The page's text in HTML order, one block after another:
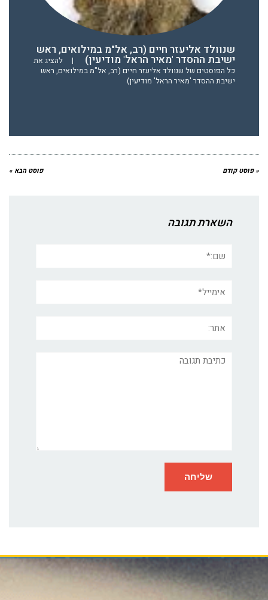
שנוולד אליעזר חיים (רב, אל"מ במילואים, ראש
ישיבת ההסדר 'מאיר הראל' מודיעין) |
להציג את
כל הפוסטים של שנוולד אליעזר חיים (רב, אל"מ במילואים, ראש
ישיבת ההסדר 'מאיר הראל' מודיעין)
« פוסט קודם פוסט הבא »
השארת תגובה
תגובה